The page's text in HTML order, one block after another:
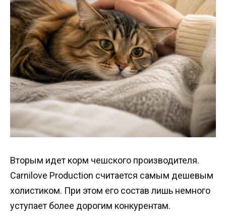
Вторым идет корм чешского производителя.
Carnilove Production считается самым дешевым
холистиком. При этом его состав лишь немного
уступает более дорогим конкурентам.